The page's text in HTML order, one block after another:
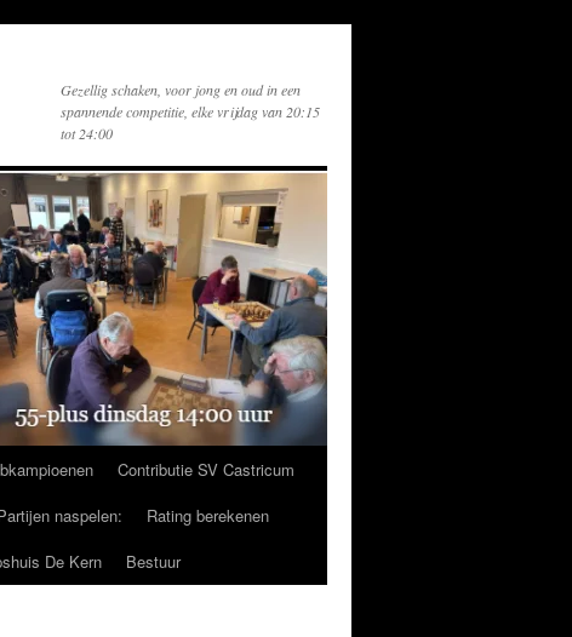
Gezellig schaken, voor jong en oud in een
spannende competitie, elke vrijdag van 20:15
tot 24:00
Contributie SV Castricum
naspelen:
Rating berekenen
De Kern Bestuur